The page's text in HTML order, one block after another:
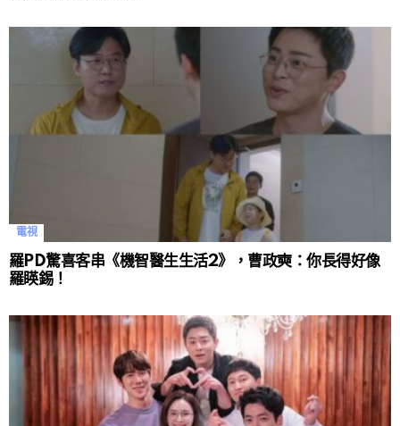
電視
羅PD驚喜客串《機智醫生生活2》，曹政奭：你長得好像
羅䁐錫！